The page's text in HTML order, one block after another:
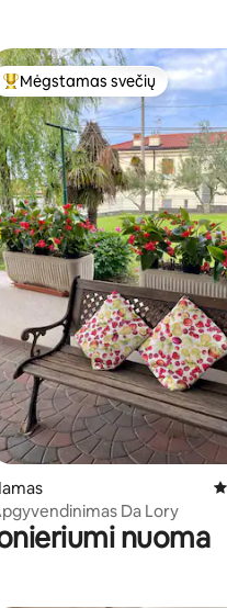
4,95 iš 5, atsiliepimų: 43
Svečių mėgstamiausias
Mėgstamas svečių
Da Lory
nuoma